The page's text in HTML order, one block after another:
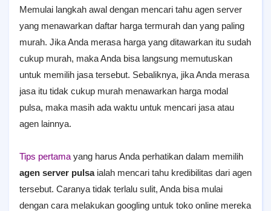
Memulai langkah awal dengan mencari tahu agen server
yang menawarkan daftar harga termurah dan yang paling
murah. Jika Anda merasa harga yang ditawarkan itu sudah
cukup murah, maka Anda bisa langsung memutuskan
untuk memilih jasa tersebut. Sebaliknya, jika Anda merasa
jasa itu tidak cukup murah menawarkan harga modal
pulsa, maka masih ada waktu untuk mencari jasa atau
agen lainnya.
Tips pertama yang harus Anda perhatikan dalam memilih
agen server pulsaialah mencari tahu kredibilitas dari agen
tersebut. Caranya tidak terlalu sulit, Anda bisa mulai
dengan cara melakukan googling untuk toko online mereka